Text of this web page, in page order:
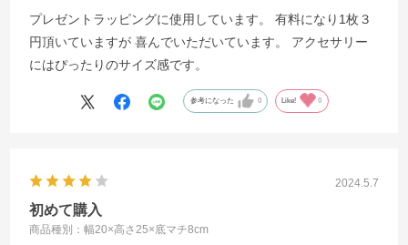
プレゼントラッピングに使用しています。 有料になり1枚３
円頂いていますが 喜んでいただいています。 アクセサリー
にはぴったりのサイズ感です。
参考になった 0 Like! 0
2024.5.7
初めて購入
商品種別：幅20×高さ25×底マチ8cm